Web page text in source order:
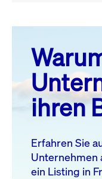
August 26
MO. DI.
3
4
10 11
17
18
ihren
Erfahren Sie
Unternehmen
ein Listing in